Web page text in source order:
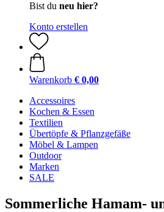
Bist du neu hier?
Konto erstellen
Warenkorb € 0,00
Accessoires
Kochen & Essen
Textilien
Übertöpfe & Pflanzgefäße
Möbel & Lampen
Outdoor
Marken
SALE
Sommerliche Hamam-